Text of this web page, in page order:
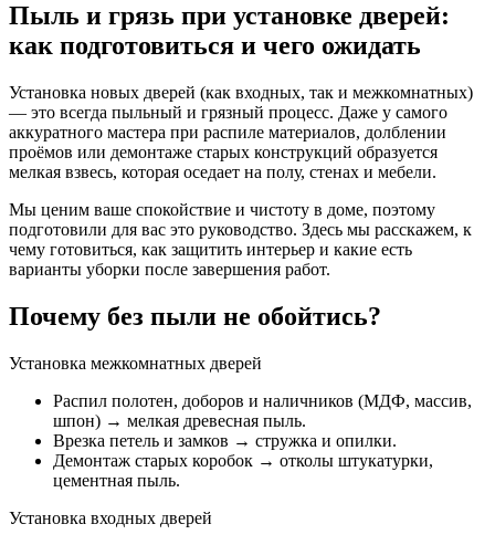
Пыль и грязь при установке дверей:
как подготовиться и чего ожидать
Установка новых дверей (как входных, так и межкомнатных)
— это всегда пыльный и грязный процесс. Даже у самого
аккуратного мастера при распиле материалов, долблении
проёмов или демонтаже старых конструкций образуется
мелкая взвесь, которая оседает на полу, стенах и мебели.
Мы ценим ваше спокойствие и чистоту в доме, поэтому
подготовили для вас это руководство. Здесь мы расскажем, к
чему готовиться, как защитить интерьер и какие есть
варианты уборки после завершения работ.
Почему без пыли не обойтись?
Установка межкомнатных дверей
Распил полотен, доборов и наличников (МДФ, массив,
шпон) → мелкая древесная пыль.
Врезка петель и замков → стружка и опилки.
Демонтаж старых коробок → отколы штукатурки,
цементная пыль.
Установка входных дверей